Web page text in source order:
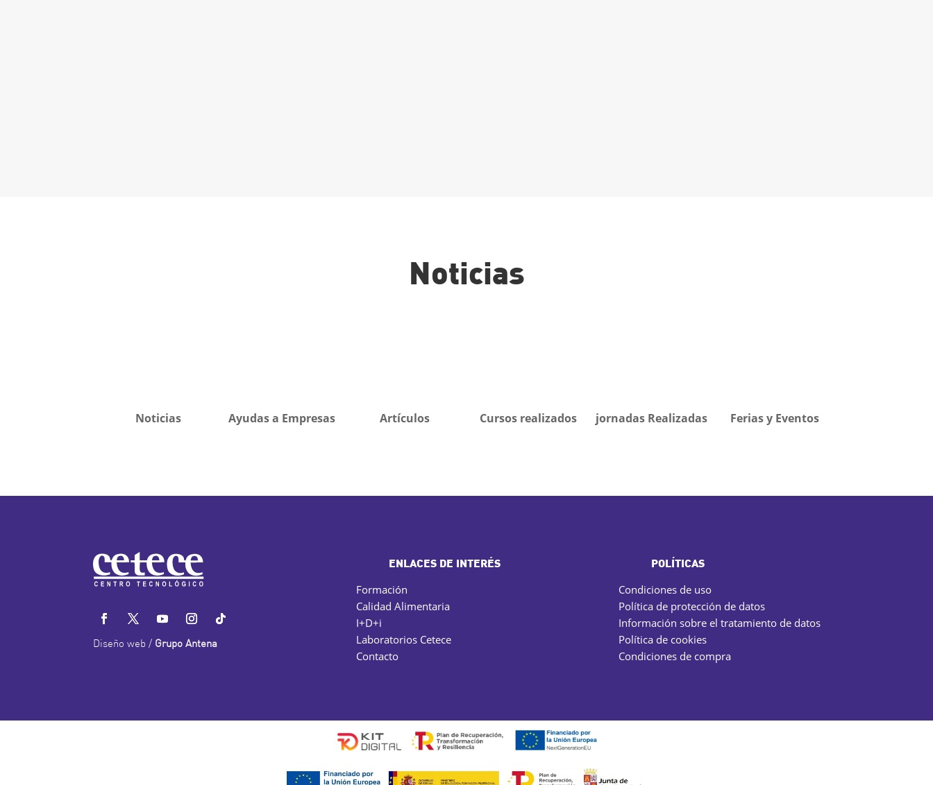
Noticias
Noticias Ayudas a Empresas Artículos Cursos realizados jornadas Realizadas Ferias y Eventos
Diseño web / Grupo Antena
ENLACES DE INTERÉS
Formación
Calidad Alimentaria
I+D+i
Laboratorios Cetece
Contacto
POLÍTICAS
Condiciones de uso
Política de protección de datos
Información sobre el tratamiento de datos
Política de cookies
Condiciones de compra